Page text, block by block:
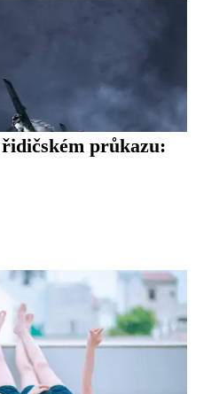
průkazu: